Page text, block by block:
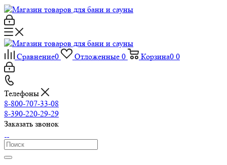
Сравнение0 Отложенные 0 Корзина0 0
Телефоны
8-800-707-33-08
8-390-220-29-29
Заказать звонок